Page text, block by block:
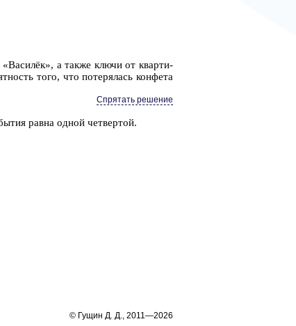
а также ключи от квар­ти­
того, что по­те­ря­лась кон­фе­та
Спрятать решение
равна одной чет­вер­той.
© Гущин Д. Д., 2011—2026